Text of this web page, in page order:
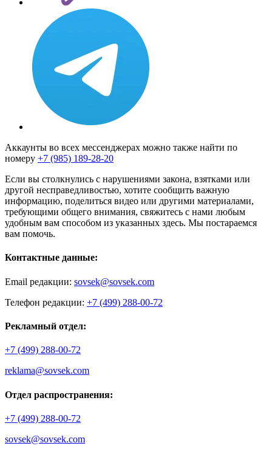
Аккаунты во всех мессенджерах можно также найти по
номеру +7 (985) 189-28-20
Если вы столкнулись с нарушениями закона, взятками или
другой несправедливостью, хотите сообщить важную
информацию, поделиться видео или другими материалами,
требующими общего внимания, свяжитесь с нами любым
удобным вам способом из указанных здесь. Мы постараемся
вам помочь.
Контактные данные:
Email редакции: sovsek@sovsek.com
Телефон редакции: +7 (499) 288-00-72
Рекламный отдел:
+7 (499) 288-00-72
reklama@sovsek.com
Отдел распространения:
+7 (499) 288-00-72
sovsek@sovsek.com